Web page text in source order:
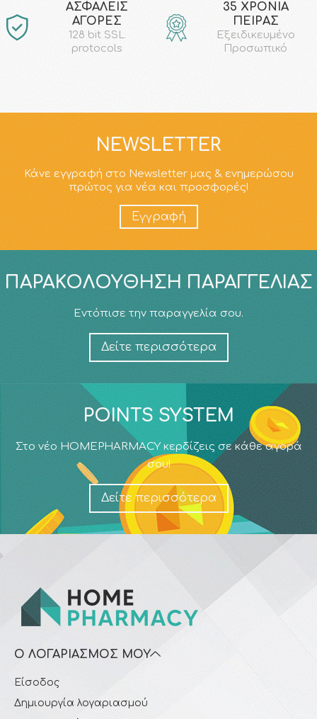
AΣΦΑΛΕΙΣ
ΑΓΟΡΕΣ
128 bit SSL
protocols
35 ΧΡΟΝΙΑ
ΠΕΙΡΑΣ
Εξειδικευμένο
Προσωπικό
NEWSLETTER
Κάνε εγγραφή στο Newsletter μας & ενημερώσου
πρώτος για νέα και προσφορές!
Εγγραφή
ΠΑΡΑΚΟΛΟΎΘΗΣΗ ΠΑΡΑΓΓΕΛΊΑΣ
Εντόπισε την παραγγελία σου.
Δείτε περισσότερα
POINTS SYSTEM
Στο νέο HOMEPHARMACY κερδίζεις σε κάθε αγορά
σου!
Δείτε περισσότερα
Ο ΛΟΓΑΡΙΑΣΜΌΣ ΜΟΥ
Είσοδος
Δημιουργία λογαριασμού